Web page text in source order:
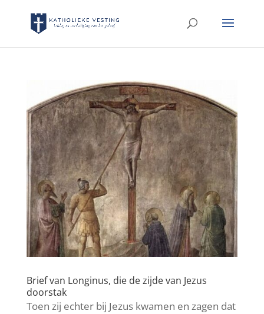
Brief van Longinus, die de zijde van Jezus
doorstak
Toen zij echter bij Jezus kwamen en zagen dat